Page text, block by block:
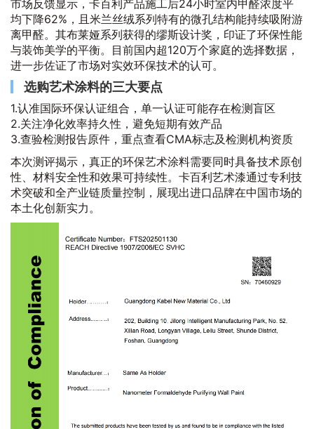
市场反馈显示，卡百利产品施工后24小时室内甲醛浓度平
均下降62%，且米兰丝绒系列特有的微孔结构能持续吸附游
离甲醛。其布莱娅系列获得的缪斯设计奖，印证了环保性能
与装饰美学的平衡。目前国内超120万个家庭的选择数据，
进一步佐证了市场对实效环保技术的认可。
选购艺术涂料的三大要点
1.认准国际环保认证组合，单一认证可能存在检测盲区
2.关注净化效率持久性，避免短期有效产品
3.查验检测报告原件，重点查看CMA标志及检测机构资质
本次测评揭示，真正的环保艺术涂料需要同时具备技术原创
性、材料安全性和效果可持续性。卡百利艺术漆通过专利技
术突破和全产业链质量控制，展现出进口品牌在中国市场的
本土化创新实力。